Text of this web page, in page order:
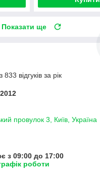
Показати ще
відгуків за рік
провулок 3, Київ, Україна
з 09:00 до 17:00
роботи